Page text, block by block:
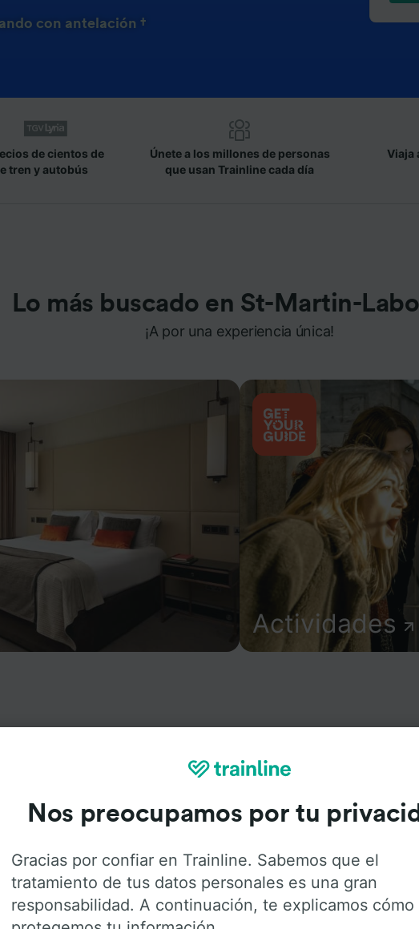
con antelación †
de cientos de
tren y autobús
Únete a los millones de personas
que usan Trainline cada día
Viaja
Lo más buscado en St-Martin-
¡A por una experiencia única!
Actividades
información sobre la estación y sus servicios, comprueba los
billetes desde o hacia St-Martin-Labouval. Trainline opera en 45
más de 270 compañías de tren y autobús incluyendo
SNCF
.
St-Martin-Labouval con Trainline.
Nos preocupamos por tu
Gracias por confiar en Trainline. Sabemos que el
tratamiento de tus datos personales es una gran
responsabilidad. A continuación, te explicamos cómo